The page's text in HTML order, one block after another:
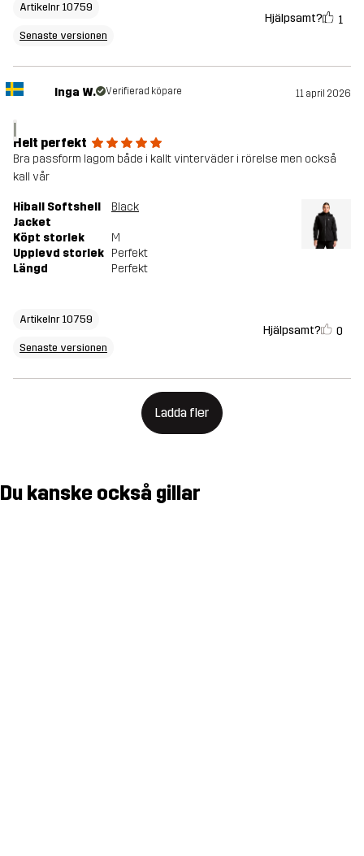
Artikelnr 10759
Senaste versionen
Hjälpsamt? 1
I
Inga W. Verifierad köpare 11 april 2026
Helt perfekt
Bra passform lagom både i kallt vinterväder i rörelse men också
kall vår
Hiball Softshell
Jacket
Black
Köpt storlek
M
Upplevd storlek Perfekt
Längd
Perfekt
Artikelnr 10759
Senaste versionen
Hjälpsamt? 0
Ladda fler
Du kanske också gillar